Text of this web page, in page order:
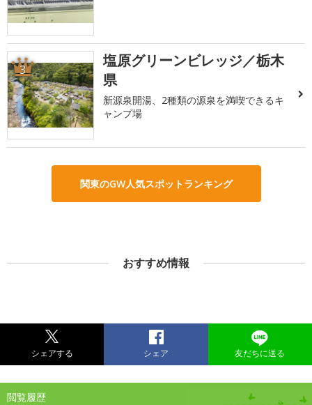
3
塩原グリーンビレッジ／栃木
県
新源泉開湯、2種類の源泉を満喫できるキ
ャンプ場
関東のGW人気スポットランキング
おすすめ情報
シェアする シェア 友だちに送る
閲覧履歴